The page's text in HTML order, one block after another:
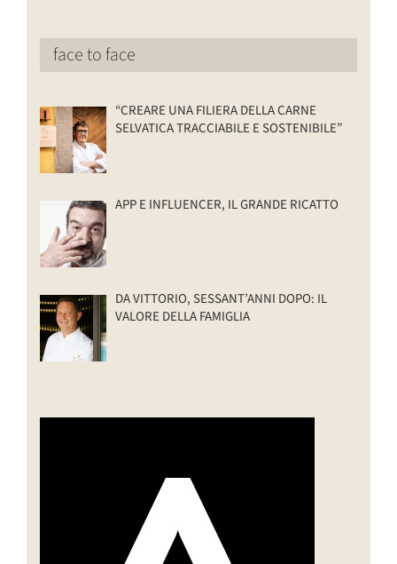
face to face
“CREARE UNA FILIERA DELLA CARNE
SELVATICA TRACCIABILE E SOSTENIBILE”
APP E INFLUENCER, IL GRANDE RICATTO
DA VITTORIO, SESSANT’ANNI DOPO: IL
VALORE DELLA FAMIGLIA